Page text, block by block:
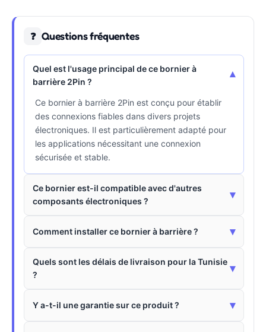
❓ Questions fréquentes
Quel est l'usage principal de ce bornier à
barrière 2Pin ?
▾
Ce bornier à barrière 2Pin est conçu pour établir
des connexions fiables dans divers projets
électroniques. Il est particulièrement adapté pour
les applications nécessitant une connexion
sécurisée et stable.
Ce bornier est-il compatible avec d'autres
composants électroniques ?
▾
Comment installer ce bornier à barrière ? ▾
Quels sont les délais de livraison pour la Tunisie
?
▾
Y a-t-il une garantie sur ce produit ? ▾